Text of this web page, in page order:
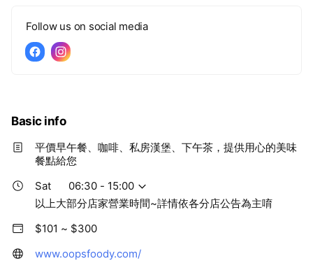
Follow us on social media
Basic info
平價早午餐、咖啡、私房漢堡、下午茶，提供用心的美味
餐點給您
Sat
06:30 - 15:00
以上大部分店家營業時間~詳情依各分店公告為主唷
$101 ~ $300
www.oopsfoody.com/